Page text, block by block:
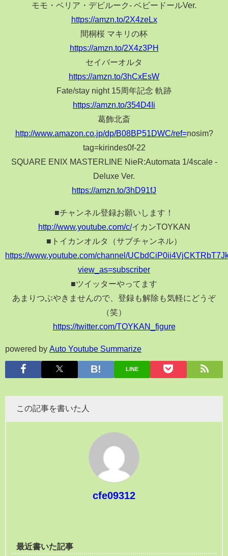
モモ・ベリア・デビルーク- ベビードールVer.
https://amzn.to/2X4zeLx
間桐桜 マキリの杯
https://amzn.to/2X4z3PH
セイバーオルタ
https://amzn.to/3hCxEsW
Fate/stay night 15周年記念 軌跡
https://amzn.to/354D4Ii
葛飾北斎
http://www.amazon.co.jp/dp/B08BP51DWC/ref=nosim?
tag=kirindes0f-22
SQUARE ENIX MASTERLINE NieR:Automata 1/4scale -
Deluxe Ver.
https://amzn.to/3hD91fJ
■チャンネル登録お願いします！
http://www.youtube.com/c/イカンTOYKAN
■トイカンオルタ（サブチャンネル）
https://www.youtube.com/channel/
view_as=subscriber
■ツイッターやってます
あまりつぶやきませんので、登録も解除も気軽にどうぞ
（笑）
https://twitter.com/TOYKAN_figure
powered by Auto Youtube Summarize
LINE
この記事を書いた人
cfe09312
最近書いた記事